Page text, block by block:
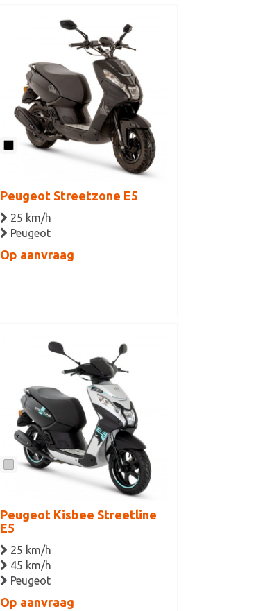
Peugeot Streetzone E5
25 km/h
Peugeot
Op aanvraag
Peugeot Kisbee Streetline
E5
25 km/h
45 km/h
Peugeot
Op aanvraag